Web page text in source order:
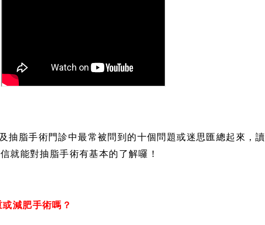
抽脂手術門診中最常被問到的十個問題或迷思匯總起來，讀
就能對抽脂手術有基本的了解囉！
減肥手術嗎？